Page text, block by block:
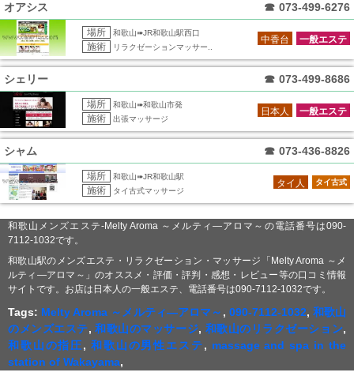
オアシス ☎ 073-499-6276
場所 和歌山➠JR和歌山駅西口
施術 リラクゼーションマッサー..
一般エステ
中香台
シェリー ☎ 073-499-8686
場所 和歌山➠和歌山市発
施術 出張マッサージ
一般エステ
日本人
シャム ☎ 073-436-8826
場所 和歌山➠JR和歌山駅
施術 タイ古式マッサージ
タイ古式
タイ人
和歌山メンズエステ-Melty Aroma ～メルティ―アロマ～の電話番号は090-
7112-1032です。
和歌山駅のメンズエステ・リラクゼーション・マッサージ「Melty Aroma ～メ
ルティ―アロマ～」のオススメ・評価・評判・感想・レビュー等の口コミ情報
サイトです。お店は日本人の一般エステ、電話番号は090-7112-1032です。
Tags: Melty Aroma ～メルティ―アロマ～ , 090-7112-1032, 和歌山
のメンズエステ,和歌山のマッサージ, 和歌山のリラクゼーション,
和歌山の指圧,和歌山の男性エステ, massage and spa in the
station of Wakayama,